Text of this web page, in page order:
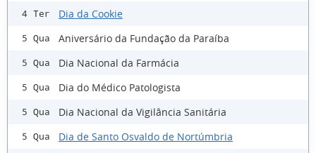
4 Ter Dia da Cookie
5 Qua Aniversário da Fundação da Paraíba
5 Qua Dia Nacional da Farmácia
5 Qua Dia do Médico Patologista
5 Qua Dia Nacional da Vigilância Sanitária
5 Qua Dia de Santo Osvaldo de Nortúmbria